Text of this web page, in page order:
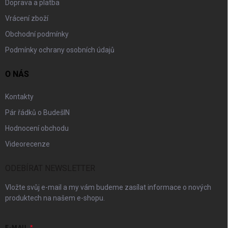
Doprava a platba
Vrácení zboží
Obchodní podmínky
Podmínky ochrany osobních údajů
O NÁS
Kontakty
Pár řádků o BudešIN
Hodnocení obchodu
Videorecenze
Vložte svůj e-mail a my vám budeme zasílat informace o nových
produktech na našem e-shopu.